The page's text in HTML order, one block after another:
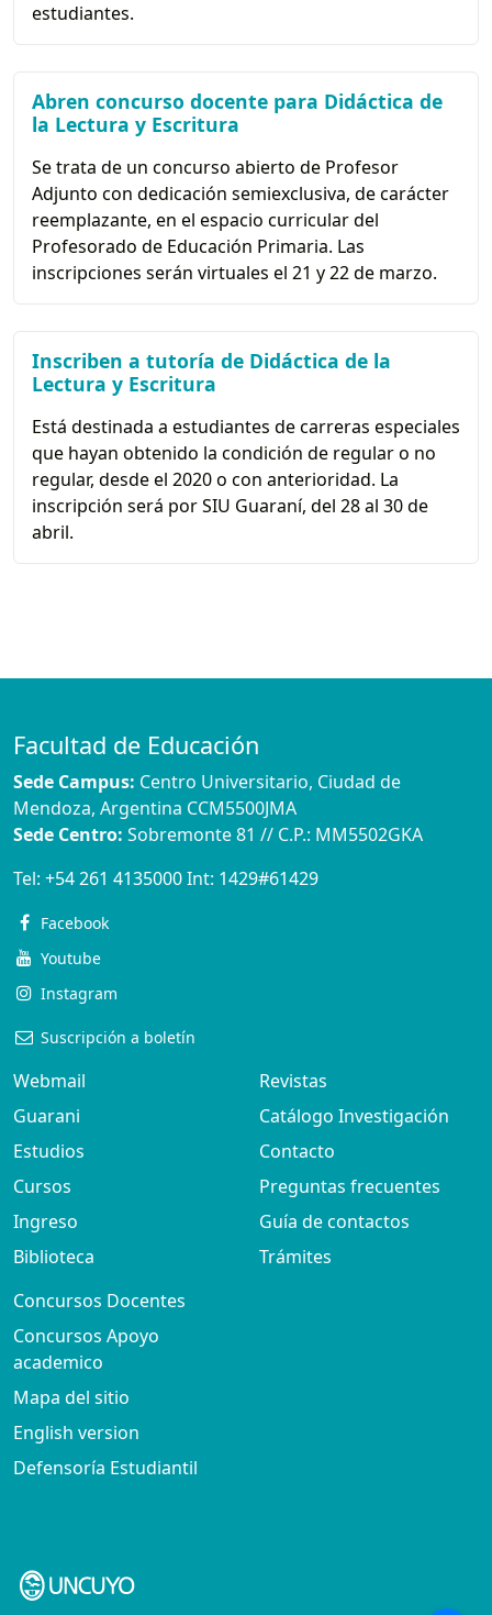
estudiantes.
Abren concurso docente para Didáctica de
la Lectura y Escritura
Se trata de un concurso abierto de Profesor
Adjunto con dedicación semiexclusiva, de carácter
reemplazante, en el espacio curricular del
Profesorado de Educación Primaria. Las
inscripciones serán virtuales el 21 y 22 de marzo.
Inscriben a tutoría de Didáctica de la
Lectura y Escritura
Está destinada a estudiantes de carreras especiales
que hayan obtenido la condición de regular o no
regular, desde el 2020 o con anterioridad. La
inscripción será por SIU Guaraní, del 28 al 30 de
abril.
Facultad de Educación
Sede Campus: Centro Universitario, Ciudad de
Mendoza, Argentina CCM5500JMA
Sede Centro: Sobremonte 81 // C.P.: MM5502GKA
Tel: +54 261 4135000Int: 1429#61429
Facebook
Youtube
Instagram
Suscripción a boletín
Webmail
Guarani
Estudios
Cursos
Ingreso
Biblioteca
Revistas
Catálogo Investigación
Contacto
Preguntas frecuentes
Guía de contactos
Trámites
Concursos Docentes
Concursos Apoyo
academico
Mapa del sitio
English version
Defensoría Estudiantil